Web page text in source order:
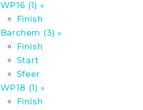
WP16 (1) »
Finish
Barchem (3) »
Finish
Start
Sfeer
WP18 (1) »
Finish